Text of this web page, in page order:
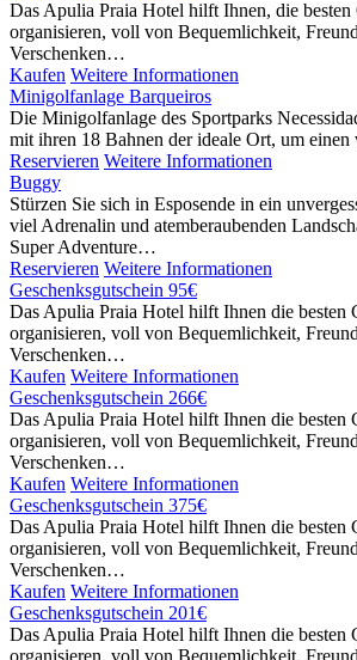
Das Apulia Praia Hotel hilft Ihnen, die besten
organisieren, voll von Bequemlichkeit,
Verschenken…
Kaufen Weitere Informationen
Minigolfanlage Barqueiros
Die Minigolfanlage des Sportparks
mit ihren 18 Bahnen der ideale Ort, um
Reservieren Weitere Informationen
Buggy
Stürzen Sie sich in Esposende in ein
viel Adrenalin und atemberaubenden
Super Adventure…
Reservieren Weitere Informationen
Geschenksgutschein 95€
Das Apulia Praia Hotel hilft Ihnen die besten
organisieren, voll von Bequemlichkeit,
Verschenken…
Kaufen Weitere Informationen
Geschenksgutschein 266€
Das Apulia Praia Hotel hilft Ihnen die besten
organisieren, voll von Bequemlichkeit,
Verschenken…
Kaufen Weitere Informationen
Geschenksgutschein 375€
Das Apulia Praia Hotel hilft Ihnen die besten
organisieren, voll von Bequemlichkeit,
Verschenken…
Kaufen Weitere Informationen
Geschenksgutschein 201€
Das Apulia Praia Hotel hilft Ihnen die besten
organisieren, voll von Bequemlichkeit,